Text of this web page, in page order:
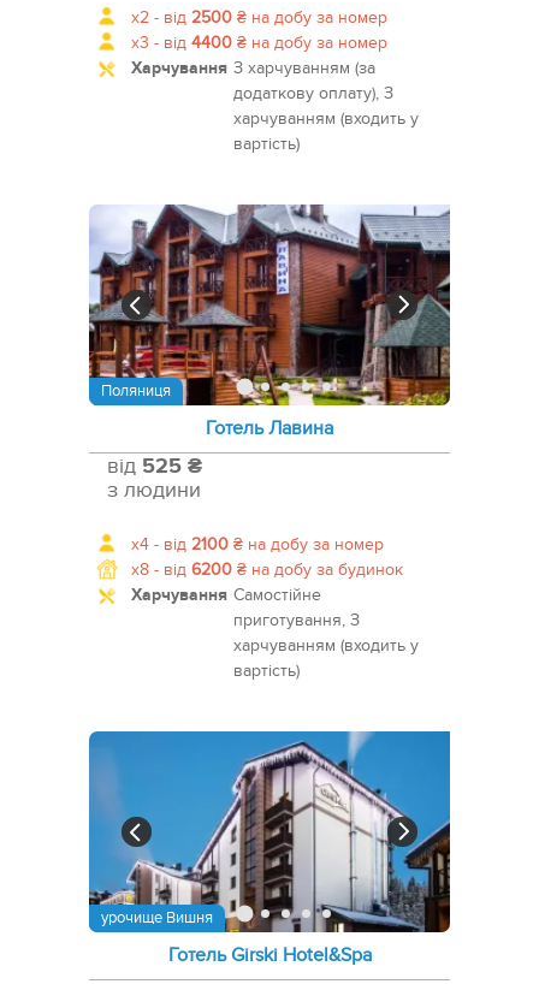
x2 - від 2500 ₴ на добу за номер
x3 - від 4400 ₴ на добу за номер
Харчування З харчуванням (за
додаткову оплату), З
харчуванням (входить у
вартість)
Поляниця
Готель Лавина
від 525 ₴
з людини
x4 - від 2100 ₴ на добу за номер
x8 - від 6200 ₴ на добу за будинок
Харчування Самостійне
приготування, З
харчуванням (входить у
вартість)
урочище Вишня
Готель Girski Hotel&Spa